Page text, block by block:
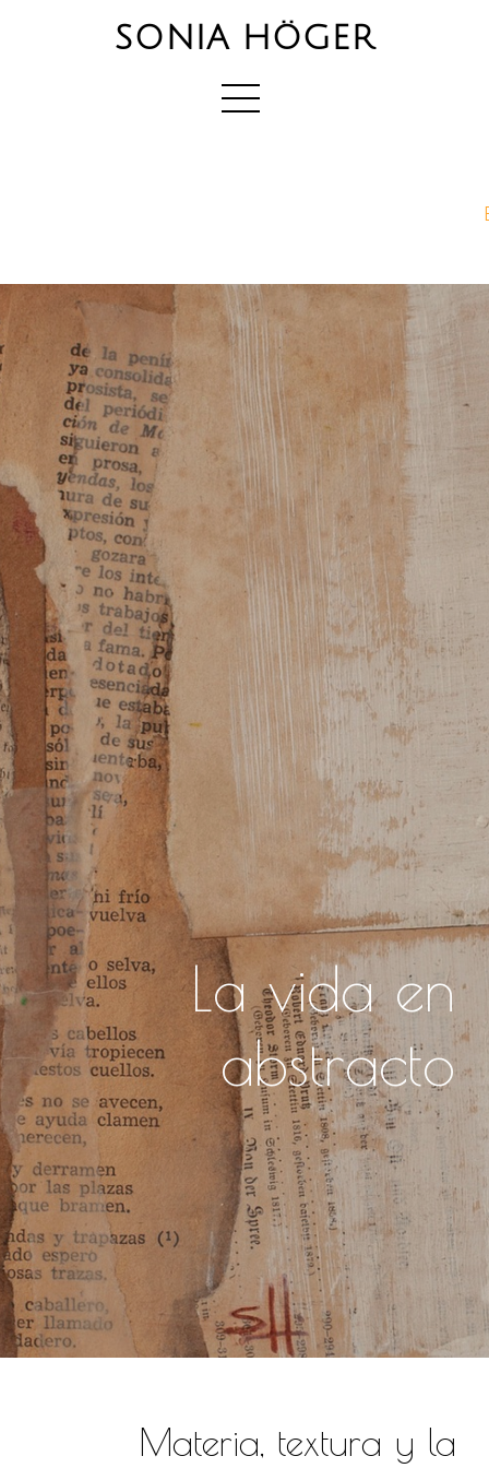
SONIA HÖGER
La vida en
abstracto
Materia, textura y la